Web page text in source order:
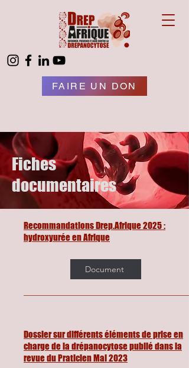
FAIRE UN DON
Fiches
documentaires
Recommandations Drep.Afrique 2025 :
hydroxyurée en Afrique
Document
Dossier sur différents éléments de prise en
charge de la drépanocytose publié dans la
revue du Praticien Mai 2023